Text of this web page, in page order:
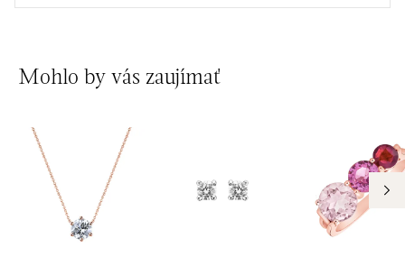
zajtra otvorené od 09:00
Mohlo by vás zaujímať